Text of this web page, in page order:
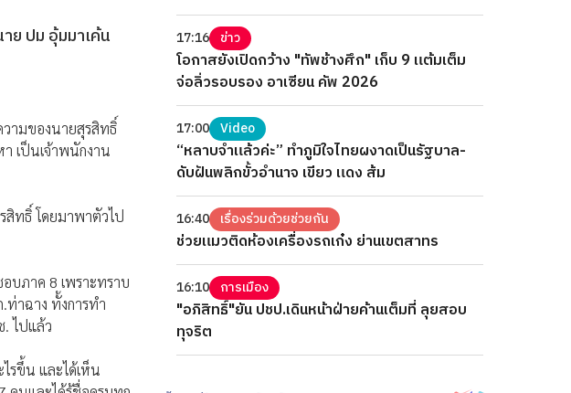
ย ปม อุ้มมาเค้น
ามของนายสุรสิทธิ์
เป็นเจ้าพนักงาน
สิทธิ์ โดยมาพาตัวไป
ภาค 8 เพราะทราบ
าฉาง ทั้งการทำ
ไปแล้ว
รขึ้น และได้เห็น
17:16 ข่าว
โอกาสยังเปิดกว้าง "ทัพช้างศึก" เก็บ 9 แต้มเต็ม
จ่อลิ่วรอบรอง อาเซียน คัพ 2026
17:00 Video
“หลาบจำแล้วค่ะ” ทำภูมิใจไทยผงาดเป็นรัฐบาล-
ดับฝันพลิกขั้วอำนาจ เขียว แดง ส้ม
16:40 เรื่องร่วมด้วยช่วยกัน
ช่วยแมวติดห้องเครื่องรถเก๋ง ย่านเขตสาทร
16:10 การเมือง
"อภิสิทธิ์"ยัน ปชป.เดินหน้าฝ่ายค้านเต็มที่ ลุยสอบ
ทุจริต